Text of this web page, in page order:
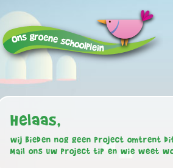
Helaas,
wij bieden nog geen project omtrent
Mail ons uw project tip en wie weet